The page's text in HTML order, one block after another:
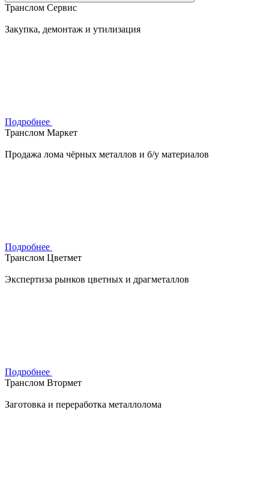
Транслом Сервис
Закупка, демонтаж и утилизация
Подробнее
Транслом Маркет
Продажа лома чёрных металлов и б/у материалов
Подробнее
Транслом Цветмет
Экспертиза рынков цветных и драгметаллов
Подробнее
Транслом Втормет
Заготовка и переработка металлолома